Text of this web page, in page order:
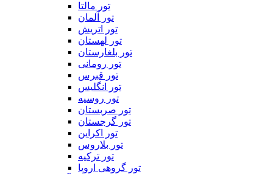
تور مالتا
تور آلمان
تور اتریش
تور لهستان
تور بلغارستان
تور رومانی
تور قبرس
تور انگلیس
تور روسیه
تور صربستان
تور گرجستان
تور اکراین
تور بلاروس
تور ترکیه
تور گروهی اروپا